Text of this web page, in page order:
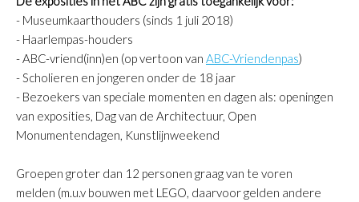
- Museumkaarthouders (sinds 1 juli 2018)
- Haarlempas-houders
- ABC-vriend(inn)en (op vertoon van ABC-Vriendenpas)
- Scholieren en jongeren onder de 18 jaar
- Bezoekers van speciale momenten en dagen als: openingen
van exposities, Dag van de Architectuur, Open
Monumentendagen, Kunstlijnweekend
Groepen groter dan 12 personen graag van te voren
melden (m.u.v bouwen met LEGO, daarvoor gelden andere